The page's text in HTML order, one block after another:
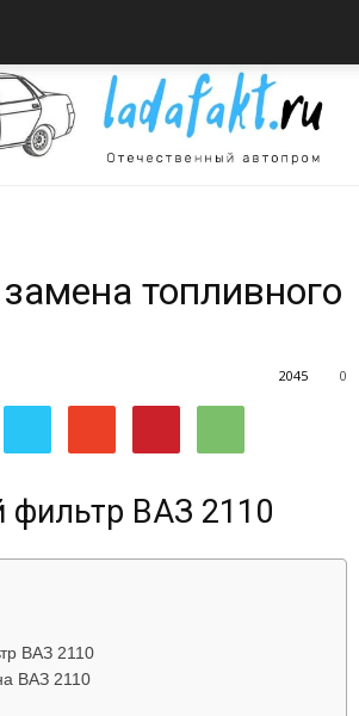
автомобилях
Лада
топливного
0
2045
фильтp BAЗ 2110
BAЗ 2110
BAЗ 2110